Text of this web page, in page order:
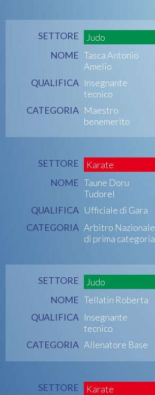
SETTORE
Judo
NOME Tasca Antonio
Amelio
QUALIFICA Insegnante
tecnico
CATEGORIA Maestro
benemerito
SETTORE
Karate
NOME Taune Doru
Tudorel
QUALIFICA Ufficiale di Gara
CATEGORIA Arbitro Nazionale
di prima categoria
SETTORE
Judo
NOME Tellatin Roberta
QUALIFICA Insegnante
tecnico
CATEGORIA Allenatore Base
SETTORE
Karate